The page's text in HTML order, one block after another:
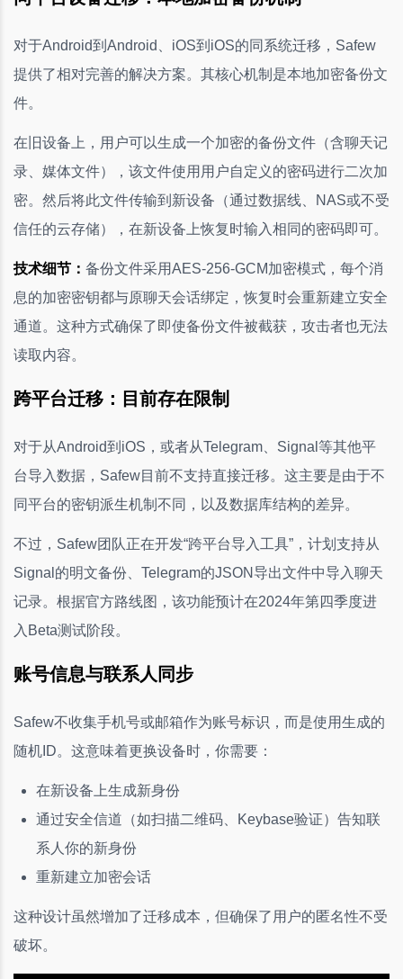
对于Android到Android、iOS到iOS的同系统迁移，Safew
提供了相对完善的解决方案。其核心机制是本地加密备份文
件。
在旧设备上，用户可以生成一个加密的备份文件（含聊天记
录、媒体文件），该文件使用用户自定义的密码进行二次加
密。然后将此文件传输到新设备（通过数据线、NAS或不受
信任的云存储），在新设备上恢复时输入相同的密码即可。
技术细节： 备份文件采用AES-256-GCM加密模式，每个消
息的加密密钥都与原聊天会话绑定，恢复时会重新建立安全
通道。这种方式确保了即使备份文件被截获，攻击者也无法
读取内容。
跨平台迁移：目前存在限制
对于从Android到iOS，或者从Telegram、Signal等其他平
台导入数据，Safew目前不支持直接迁移。这主要是由于不
同平台的密钥派生机制不同，以及数据库结构的差异。
不过，Safew团队正在开发“跨平台导入工具”，计划支持从
Signal的明文备份、Telegram的JSON导出文件中导入聊天
记录。根据官方路线图，该功能预计在2024年第四季度进
入Beta测试阶段。
账号信息与联系人同步
Safew不收集手机号或邮箱作为账号标识，而是使用生成的
随机ID。这意味着更换设备时，你需要：
在新设备上生成新身份
通过安全信道（如扫描二维码、Keybase验证）告知联
系人你的新身份
重新建立加密会话
这种设计虽然增加了迁移成本，但确保了用户的匿名性不受
破坏。